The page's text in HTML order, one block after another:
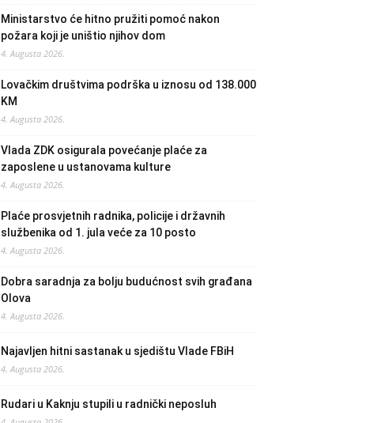
Ministarstvo će hitno pružiti pomoć nakon
požara koji je uništio njihov dom
4. Augusta 2026.
Lovačkim društvima podrška u iznosu od 138.000
KM
4. Augusta 2026.
Vlada ZDK osigurala povećanje plaće za
zaposlene u ustanovama kulture
4. Augusta 2026.
Plaće prosvjetnih radnika, policije i državnih
službenika od 1. jula veće za 10 posto
4. Augusta 2026.
Dobra saradnja za bolju budućnost svih građana
Olova
4. Augusta 2026.
Najavljen hitni sastanak u sjedištu Vlade FBiH
4. Augusta 2026.
Rudari u Kaknju stupili u radnički neposluh